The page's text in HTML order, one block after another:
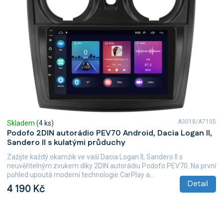
Podofo 2DIN autorádio PEV70 Android, Dacia Logan II,
Sandero II s kulatými průduchy
Skladem (4 ks)
4 190 Kč Detail
Zažijte každý okamžik ve vaší Dacia Logan II, Sandero II s
neuvěřitelným zvukem díky 2DIN autorádiu Podofo PEV70. Na první
pohled upoutá moderní technologie CarPlay a...
A3018/A7105